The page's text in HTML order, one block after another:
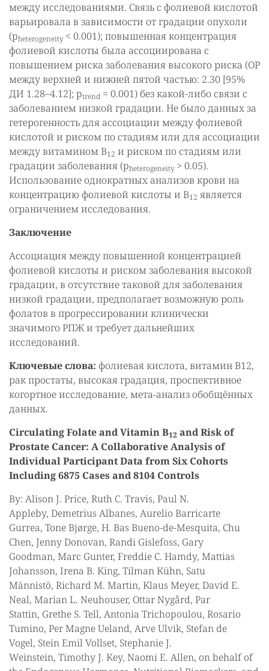
между исследованиями. Связь с фолиевой кислотой
варьировала в зависимости от градации опухоли
(pheterogeneity < 0.001); повышенная концентрация
фолиевой кислоты была ассоциирована с
повышением риска заболевания высокого риска (ОР
между верхней и нижней пятой частью: 2.30 [95%
ДИ 1.28–4.12]; ptrend = 0.001) без какой-либо связи с
заболеванием низкой градации. Не было данных за
гетерогенность для ассоциации между фолиевой
кислотой и риском по стадиям или для ассоциации
между витамином B12 и риском по стадиям или
градации заболевания (pheterogeneity > 0.05).
Использование однократных анализов крови на
концентрацию фолиевой кислоты и B12 является
ограничением исследования.
Заключение
Ассоциация между повышенной концентрацией
фолиевой кислоты и риском заболевания высокой
градации, в отсутствие таковой для заболевания
низкой градации, предполагает возможную роль
фолатов в прогрессировании клинически
значимого РПЖ и требует дальнейших
исследований.
Ключевые слова: фолиевая кислота, витамин B12,
рак простаты, высокая градация, проспективное
когортное исследование, мета-анализ обобщённых
данных.
Circulating Folate and Vitamin B12 and Risk of
Prostate Cancer: A Collaborative Analysis of
Individual Participant Data from Six Cohorts
Including 6875 Cases and 8104 Controls
By: Alison J. Price, Ruth C. Travis, Paul N.
Appleby, Demetrius Albanes, Aurelio Barricarte
Gurrea, Tone Bjørge, H. Bas Bueno-de-Mesquita, Chu
Chen, Jenny Donovan, Randi Gislefoss, Gary
Goodman, Marc Gunter, Freddie C. Hamdy, Mattias
Johansson, Irena B. King, Tilman Kühn, Satu
Männistö, Richard M. Martin, Klaus Meyer, David E.
Neal, Marian L. Neuhouser, Ottar Nygård, Par
Stattin, Grethe S. Tell, Antonia Trichopoulou, Rosario
Tumino, Per Magne Ueland, Arve Ulvik, Stefan de
Vogel, Stein Emil Vollset, Stephanie J.
Weinstein, Timothy J. Key, Naomi E. Allen, on behalf of